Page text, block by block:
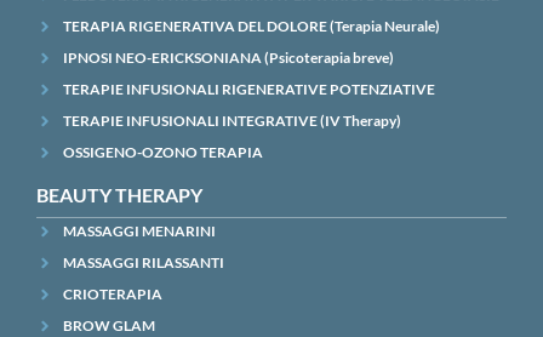
TERAPIA RIGENERATIVA DEL DOLORE (Terapia Neurale)
IPNOSI NEO-ERICKSONIANA (Psicoterapia breve)
TERAPIE INFUSIONALI RIGENERATIVE POTENZIATIVE
TERAPIE INFUSIONALI INTEGRATIVE (IV Therapy)
OSSIGENO-OZONO TERAPIA
BEAUTY THERAPY
MASSAGGI MENARINI
MASSAGGI RILASSANTI
CRIOTERAPIA
BROW GLAM